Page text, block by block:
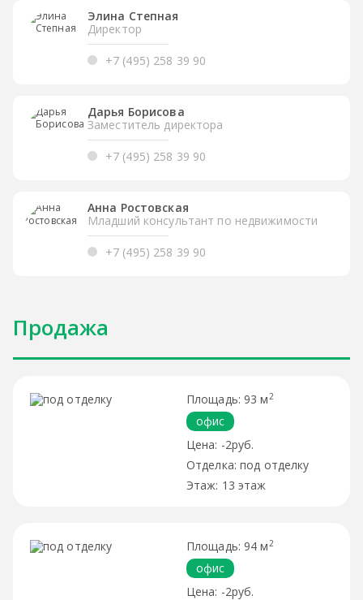
Элина Степная
Директор
+7 (495) 258 39 90
Дарья Борисова
Заместитель директора
+7 (495) 258 39 90
Анна Ростовская
Младший консультант по недвижимости
+7 (495) 258 39 90
Продажа
93 м 2
офис
-2руб.
под отделку
13 этаж
94 м 2
офис
-2руб.